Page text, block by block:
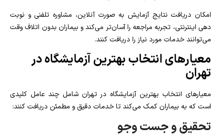
امکان دریافت نتایج آزمایش به‌ صورت آنلاین، مشاوره تلفنی و نوبت‌
دهی اینترنتی، تجربه مراجعه را آسان‌تر می‌کند و بیماران بدون اتلاف وقت
می‌توانند خدمات مورد نیاز را دریافت کنند.
معیارهای انتخاب بهترین آزمایشگاه در
تهران
معیارهای انتخاب بهترین آزمایشگاه در تهران شامل چند عامل کلیدی
است که به بیماران کمک می‌کند تا خدمات دقیق و مطمئن دریافت کنند:
تحقیق و جست‌ وجو